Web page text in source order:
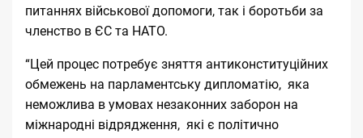
питаннях військової допомоги, так і боротьби за
членство в ЄС та НАТО.
“Цей процес потребує зняття антиконституційних
обмежень на парламентську дипломатію, яка
неможлива в умовах незаконних заборон на
міжнародні відрядження, які є політично